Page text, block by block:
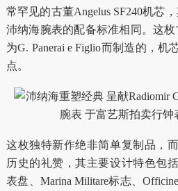
常罕见的古董Angelus SF240机芯
沛纳海腕表的配备标准相同。这枚
为G. Panerai e Figlio而制造的，
点。
这枚独特新作绝非简单复制品，
历史的礼赞，其主要设计特色包
表盘、Marina Militare标志、